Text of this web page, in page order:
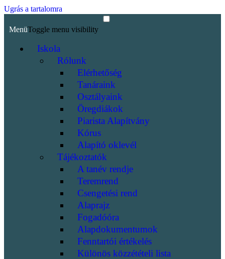
Ugrás a tartalomra
MenüToggle menu visibility
Iskola
Rólunk
Elérhetőség
Tanáraink
Osztályaink
Öregdiákok
Piarista Alapítvány
Kórus
Alapító oklevél
Tájékoztatók
A tanév rendje
Teremrend
Csengetési rend
Alaprajz
Fogadóóra
Alapdokumentumok
Fenntartói értékelés
Különös közzétételi lista